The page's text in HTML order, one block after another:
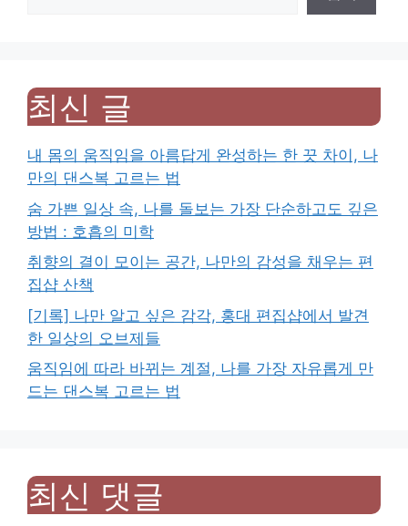
최신 글
내 몸의 움직임을 아름답게 완성하는 한 끗 차이, 나
만의 댄스복 고르는 법
숨 가쁜 일상 속, 나를 돌보는 가장 단순하고도 깊은
방법 : 호흡의 미학
취향의 결이 모이는 공간, 나만의 감성을 채우는 편
집샵 산책
[기록] 나만 알고 싶은 감각, 홍대 편집샵에서 발견
한 일상의 오브제들
움직임에 따라 바뀌는 계절, 나를 가장 자유롭게 만
드는 댄스복 고르는 법
최신 댓글